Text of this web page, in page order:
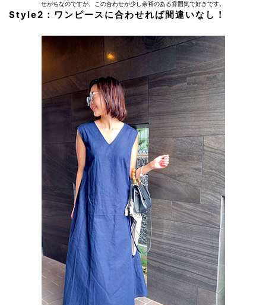
せがちなのですが、この合わせが少し余裕のある雰囲気で好きです。
Style2：ワンピースに合わせれば間違いなし！